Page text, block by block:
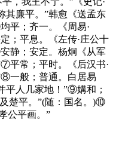
其廉平。”韩愈《送孟东
平；齐一。《周易·
；平息。《左传·庄公十
静；安定。杨炯《从军
平常；平时。《后汉书·
一般；普通。白居易
平人几家地！”⑨媾和；
楚平。”(随：国名。)⑩
公平画。”